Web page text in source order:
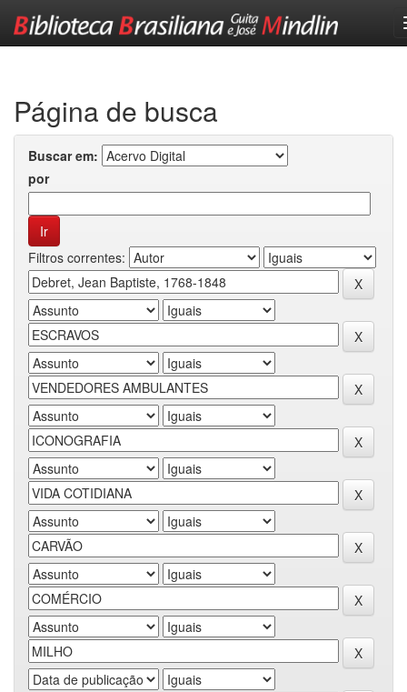
Página de busca
Buscar em:
por
Filtros correntes: